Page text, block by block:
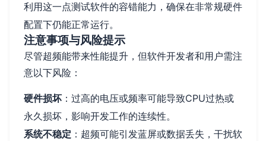
利用这一点测试软件的容错能力，确保在非常规硬件
配置下仍能正常运行。
注意事项与风险提示
尽管超频能带来性能提升，但软件开发者和用户需注
意以下风险：
硬件损坏 ：过高的电压或频率可能导致CPU过热或
永久损坏，影响开发工作的连续性。
系统不稳定 ：超频可能引发蓝屏或数据丢失，干扰软